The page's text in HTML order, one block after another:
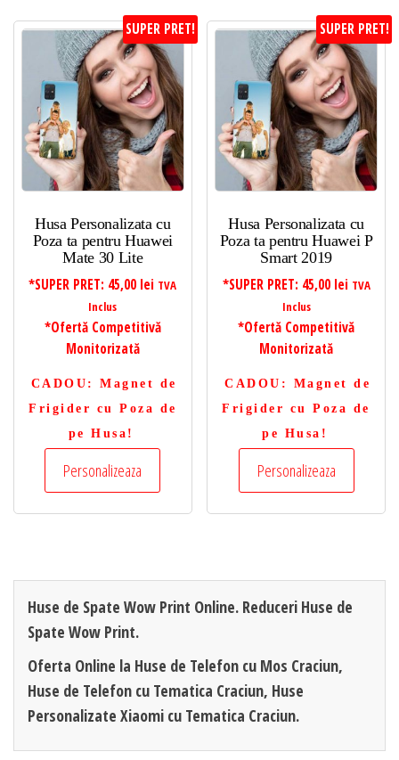
SUPER PRET!
Husa Personalizata cu
Poza ta pentru Huawei
Mate 30 Lite
*SUPER PRET: 45,00 lei TVA
Inclus
*Ofertă Competitivă
Monitorizată
CADOU : Magnet de
Frigider cu Poza de
pe Husa!
Personalizeaza
SUPER PRET!
Husa Personalizata cu
Poza ta pentru Huawei P
Smart 2019
*SUPER PRET: 45,00 lei TVA
Inclus
*Ofertă Competitivă
Monitorizată
CADOU : Magnet de
Frigider cu Poza de
pe Husa!
Personalizeaza
Huse de Spate Wow Print Online. Reduceri Huse de
Spate Wow Print.
Oferta Online la Huse de Telefon cu Mos Craciun,
Huse de Telefon cu Tematica Craciun, Huse
Personalizate Xiaomi cu Tematica Craciun.